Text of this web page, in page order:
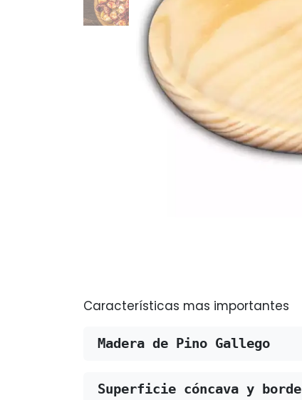
Características mas importantes
Madera de Pino Gallego
Superficie cóncava y borde